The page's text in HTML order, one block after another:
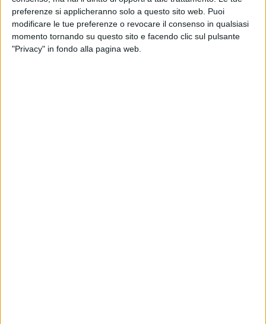
preferenze si applicheranno solo a questo sito web. Puoi
modificare le tue preferenze o revocare il consenso in qualsiasi
momento tornando su questo sito e facendo clic sul pulsante
"Privacy" in fondo alla pagina web.
È ossigeno e nutrimento. Musica da portarsi a casa. E
tradotta – chitarra alla mano – in una colonna sonora
originale registrata al ritorno chiuso in studio, con
testi inediti e grandi classici reinterpretati con un